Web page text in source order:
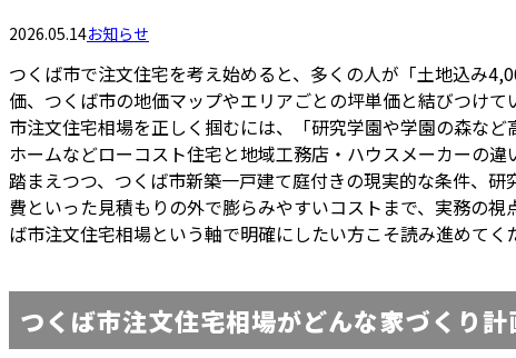
2026.05.14お知らせ
つくば市で注文住宅を考え始めると、多くの人が「土地込み
価、つくば市の地価マップやエリアごとの坪単価と結びつけ
市注文住宅相場を正しく掴むには、「研究学園や学園の森な
ホームなどローコスト住宅と地域工務店・ハウスメーカーの
踏まえつつ、つくば市新築一戸建て庭付きの現実的な条件、
費といった見積もりの外で膨らみやすいコストまで、実務の
ば市注文住宅相場という軸で明確にしたい方こそ読み進めてく
つくば市注文住宅相場がどんな家づくり